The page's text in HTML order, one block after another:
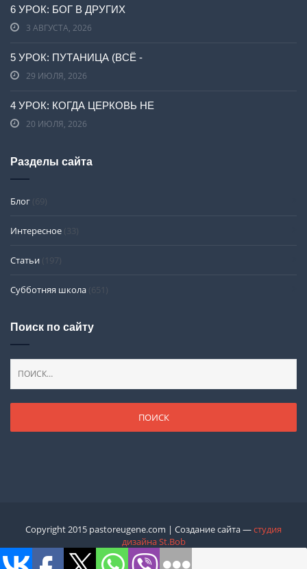
6 УРОК: БОГ В ДРУГИХ
3 АВГУСТА, 2026
5 УРОК: ПУТАНИЦА (ВСЁ -
29 ИЮЛЯ, 2026
4 УРОК: КОГДА ЦЕРКОВЬ НЕ
20 ИЮЛЯ, 2026
Разделы сайта
Блог (69)
Интересное (33)
Статьи (197)
Субботняя школа (651)
Поиск по сайту
Copyright 2015 pastoreugene.com | Создание сайта —студия
дизайна St.Bob